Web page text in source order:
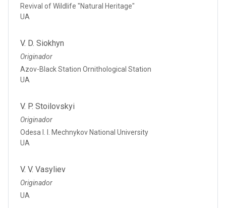
Revival of Wildlife "Natural Heritage"
UA
V. D. Siokhyn
Originador
Azov-Black Station Ornithological Station
UA
V. P. Stoilovskyi
Originador
Odesa I. I. Mechnykov National University
UA
V. V. Vasyliev
Originador
UA